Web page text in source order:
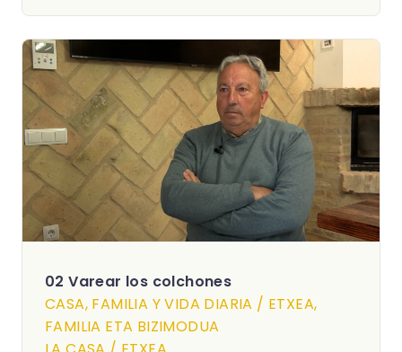
02 Varear los colchones
CASA, FAMILIA Y VIDA DIARIA / ETXEA,
FAMILIA ETA BIZIMODUA